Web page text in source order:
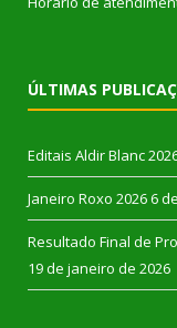
ÚLTIMAS
Editais Aldir Blanc
Janeiro Roxo 2026 6
Resultado Final de
19 de janeiro de 2026